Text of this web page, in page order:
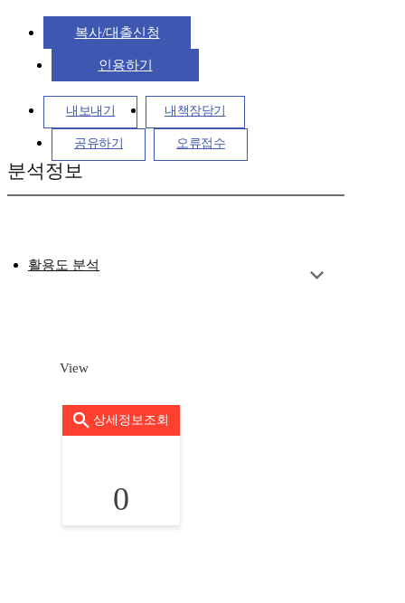
복사/대출신청
인용하기
내보내기 내책장담기
공유하기 오류접수
분석정보
활용도 분석
View
상세정보조회
0